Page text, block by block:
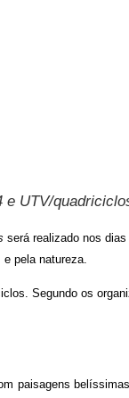
e UTV/
será realizado nos
pela natureza.
Segundo os
paisagens